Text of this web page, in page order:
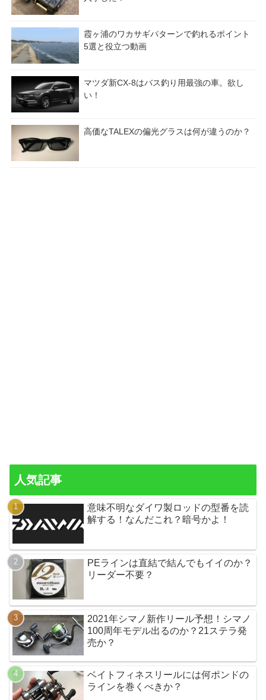
霞ヶ浦のワカサギパターンで釣れるポイント
5選と役立つ動画
マツダ新CX-8はバス釣り用最強の車。欲し
い！
高価なTALEXの偏光グラスは何が違うのか？
人気記事
意味不明なダイワ製ロッドの型番を読
解する！なんだこれ？暗号かよ！
PEラインは直結で結んでもイイのか？
リーダー不要？
2021年シマノ新作リール予想！シマノ
100周年モデル出るのか？21ステラ発
売か？
ベイトフィネスリールには何ポンドの
ラインを巻くべきか？